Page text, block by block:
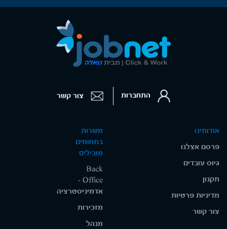
אודותינו
פרסם אצלנו
גיוס עובדים
תקנון
מדיניות פרטיות
צור קשר
משרות
בתחומים
מובילים
Back
Office -
אדמיניסטרציה
מזכירות
מנהל